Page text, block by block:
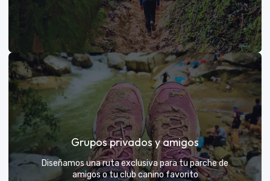
Días de Campo para Empresas
El mejor beneficio para tu equipo: compartir con sus
exploradores y fortalecer lazos rodeados de
naturaleza
Grupos privados y amigos
Diseñamos una ruta exclusiva para tu parche de
amigos o tu club canino favorito